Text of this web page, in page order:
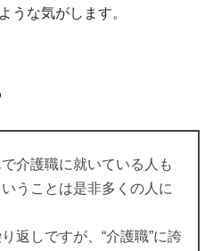
うな気がします。
介護職に就いている人も
うことは是非多くの人に
返しですが、“介護職”に誇